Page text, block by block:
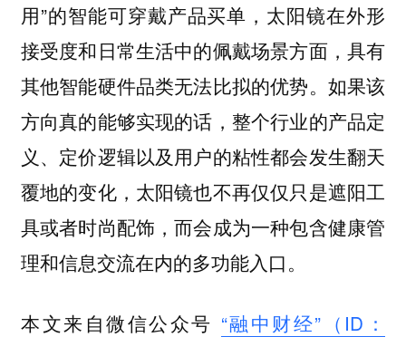
用”的智能可穿戴产品买单，太阳镜在外形
接受度和日常生活中的佩戴场景方面，具有
其他智能硬件品类无法比拟的优势。如果该
方向真的能够实现的话，整个行业的产品定
义、定价逻辑以及用户的粘性都会发生翻天
覆地的变化，太阳镜也不再仅仅只是遮阳工
具或者时尚配饰，而会成为一种包含健康管
理和信息交流在内的多功能入口。
本文来自微信公众号 “融中财经”（ID：